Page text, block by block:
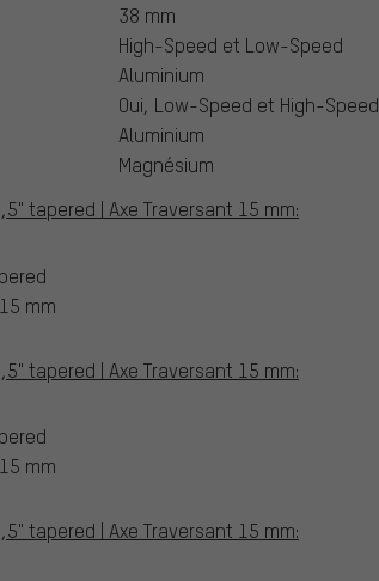
38 mm
High-Speed et Low-Speed
Aluminium
Oui, Low-Speed et High-Speed
Aluminium
Magnésium
tapered | Axe Traversant 15 mm:
mm
tapered | Axe Traversant 15 mm:
mm
tapered | Axe Traversant 15 mm: